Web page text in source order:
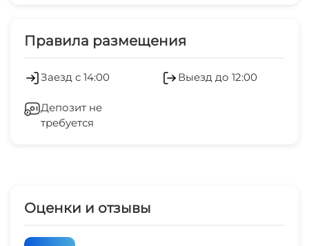
Можно с животными
Настольные игры и/или пазлы
Место для пикника
СВЧ
Правила размещения
Заезд с 14:00 Выезд до 12:00
Депозит не
требуется
Оценки и отзывы